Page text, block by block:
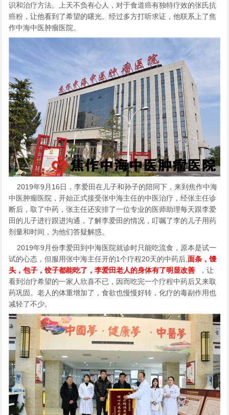
识和治疗方法。上天不负有心人，对于食道癌有独特疗效的张氏抗
癌粉，让他看到了希望的曙光。经过多方打听求证，他联系上了焦
作中海中医肿瘤医院。
2019年9月16日，李爱田在儿子和孙子的陪同下，来到焦作中海
中医肿瘤医院，开始正式接受张中海主任的中医治疗，经张主任诊
断后，取了中药，张主任还安排了一位专业的医师助理每天跟李爱
田的儿子进行跟进沟通，了解李爱田的情况，叮嘱了李的儿子用药
剂量和时间，为他们答疑解惑。
2019年9月份李爱田到中海医院就诊时只能吃流食，原本是试一
试的心态，但服用张中海主任开的1个疗程20天的中药后,面条，馒
头，包子，饺子都能吃了，李爱田老人的身体有了明显改善
，让
看到治疗希望的一家人欣喜不已，因而吃完一个疗程中药后又来取
药巩固。老人的体重增加了，食欲也慢慢好转，化疗的毒副作用也
减轻了不少。